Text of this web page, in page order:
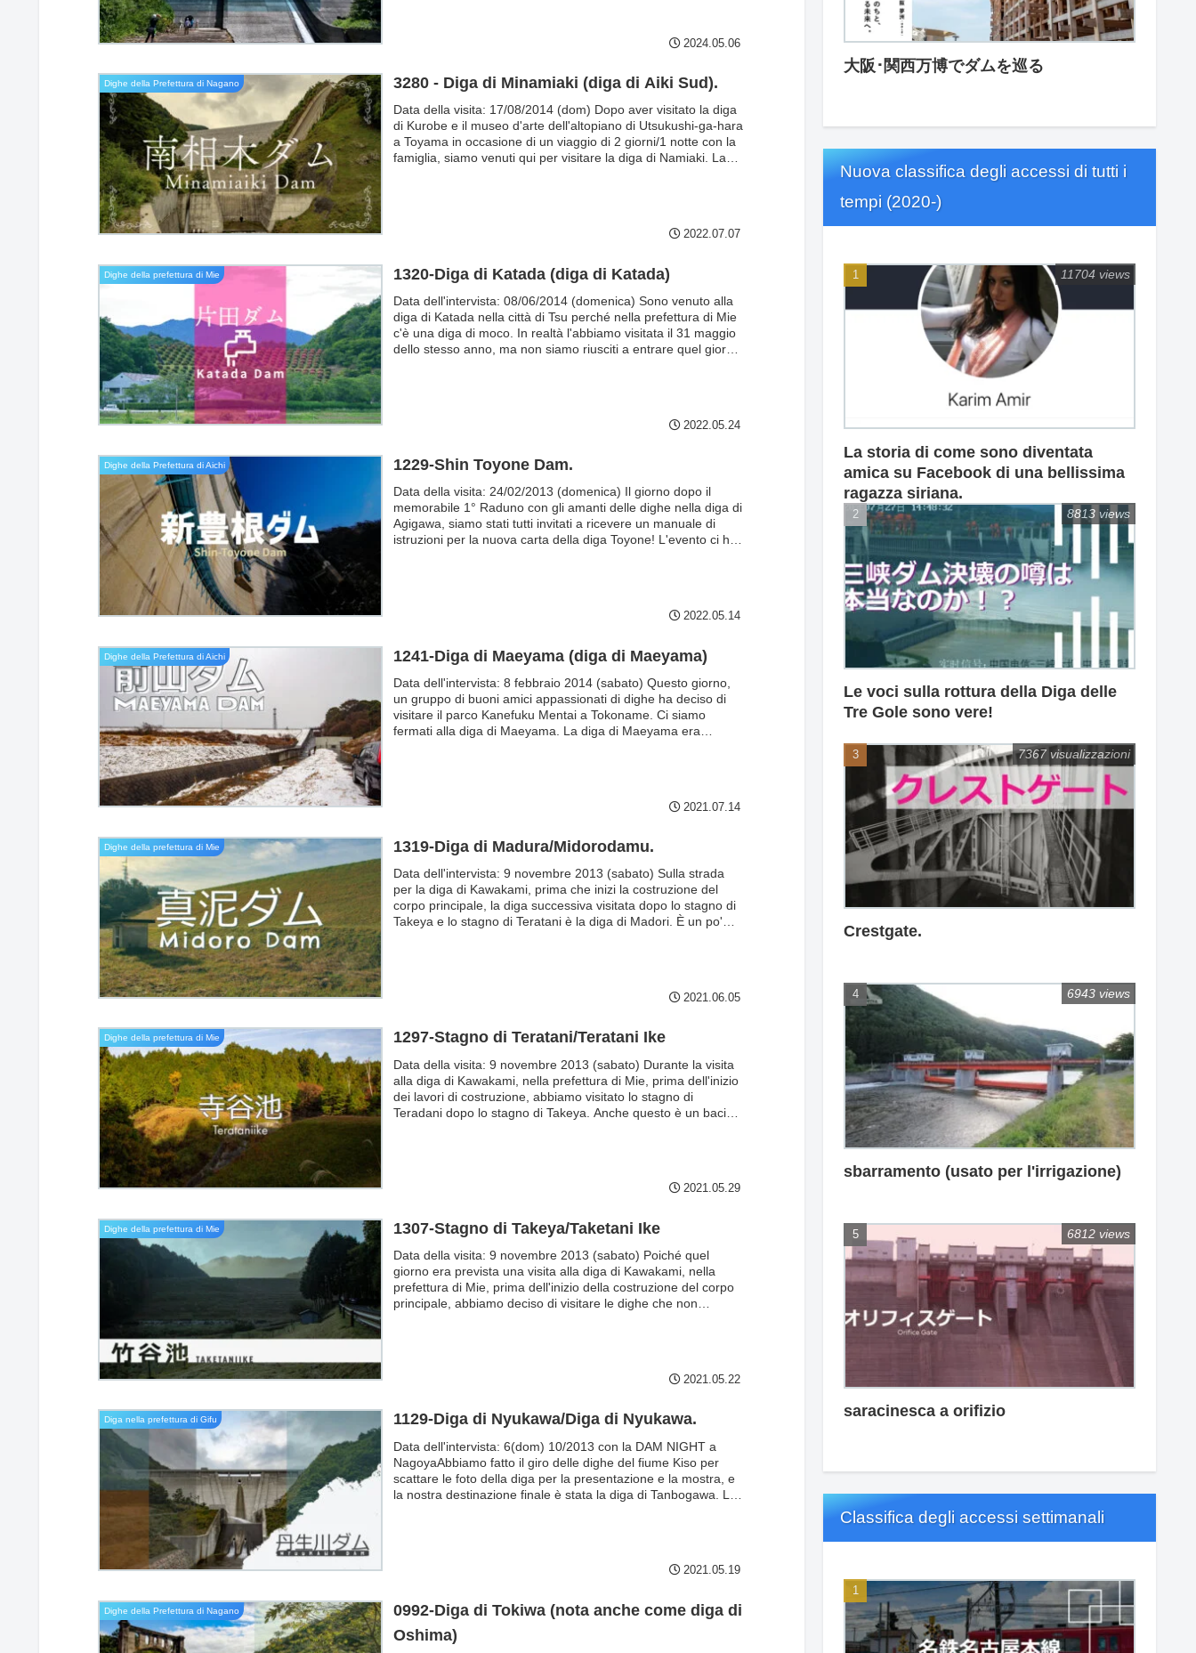
2024.05.06
Dighe della Prefettura di Nagano 3280 - Diga di Minamiaki (diga di Aiki Sud).
Data della visita: 17/08/2014 (dom) Dopo aver visitato la diga
di Kurobe e il museo d'arte dell'altopiano di Utsukushi-ga-hara
a Toyama in occasione di un viaggio di 2 giorni/1 notte con la
famiglia, siamo venuti qui per visitare la diga di Namiaki. La
2022.07.07
Dighe della prefettura di Mie 1320-Diga di Katada (diga di Katada)
Data dell'intervista: 08/06/2014 (domenica) Sono venuto alla
diga di Katada nella città di Tsu perché nella prefettura di Mie
c'è una diga di moco. In realtà l'abbiamo visitata il 31 maggio
dello stesso anno, ma non siamo riusciti a entrare quel giorno
2022.05.24
Dighe della Prefettura di Aichi 1229-Shin Toyone Dam.
Data della visita: 24/02/2013 (domenica) Il giorno dopo il
memorabile 1° Raduno con gli amanti delle dighe nella diga di
Agigawa, siamo stati tutti invitati a ricevere un manuale di
istruzioni per la nuova carta della diga Toyone! L'evento ci ha
2022.05.14
Dighe della Prefettura di Aichi 1241-Diga di Maeyama (diga di Maeyama)
Data dell'intervista: 8 febbraio 2014 (sabato) Questo giorno,
un gruppo di buoni amici appassionati di dighe ha deciso di
visitare il parco Kanefuku Mentai a Tokoname. Ci siamo
fermati alla diga di Maeyama. La diga di Maeyama era
2021.07.14
Dighe della prefettura di Mie 1319-Diga di Madura/Midorodamu.
Data dell'intervista: 9 novembre 2013 (sabato) Sulla strada
per la diga di Kawakami, prima che inizi la costruzione del
corpo principale, la diga successiva visitata dopo lo stagno di
Takeya e lo stagno di Teratani è la diga di Madori. È un po'
2021.06.05
Dighe della prefettura di Mie 1297-Stagno di Teratani/Teratani Ike
Data della visita: 9 novembre 2013 (sabato) Durante la visita
alla diga di Kawakami, nella prefettura di Mie, prima dell'inizio
dei lavori di costruzione, abbiamo visitato lo stagno di
Teradani dopo lo stagno di Takeya. Anche questo è un bacino
2021.05.29
Dighe della prefettura di Mie 1307-Stagno di Takeya/Taketani Ike
Data della visita: 9 novembre 2013 (sabato) Poiché quel
giorno era prevista una visita alla diga di Kawakami, nella
prefettura di Mie, prima dell'inizio della costruzione del corpo
principale, abbiamo deciso di visitare le dighe che non
2021.05.22
Diga nella prefettura di Gifu 1129-Diga di Nyukawa/Diga di Nyukawa.
Data dell'intervista: 6(dom) 10/2013 con la DAM NIGHT a
NagoyaAbbiamo fatto il giro delle dighe del fiume Kiso per
scattare le foto della diga per la presentazione e la mostra, e
la nostra destinazione finale è stata la diga di Tanbogawa. La
2021.05.19
Dighe della Prefettura di Nagano
0992-Diga di Tokiwa (nota anche come diga di
Oshima)
大阪･関西万博でダムを巡る
Nuova classifica degli accessi di tutti i
tempi (2020-)
La storia di come sono diventata
amica su Facebook di una bellissima
ragazza siriana.
11704 views
Le voci sulla rottura della Diga delle
Tre Gole sono vere!
8813 views
Crestgate.
7367 visualizzazioni
sbarramento (usato per l'irrigazione)
6943 views
saracinesca a orifizio
6812 views
Classifica degli accessi settimanali